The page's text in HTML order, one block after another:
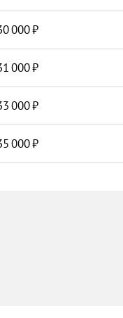
000
000
000
000